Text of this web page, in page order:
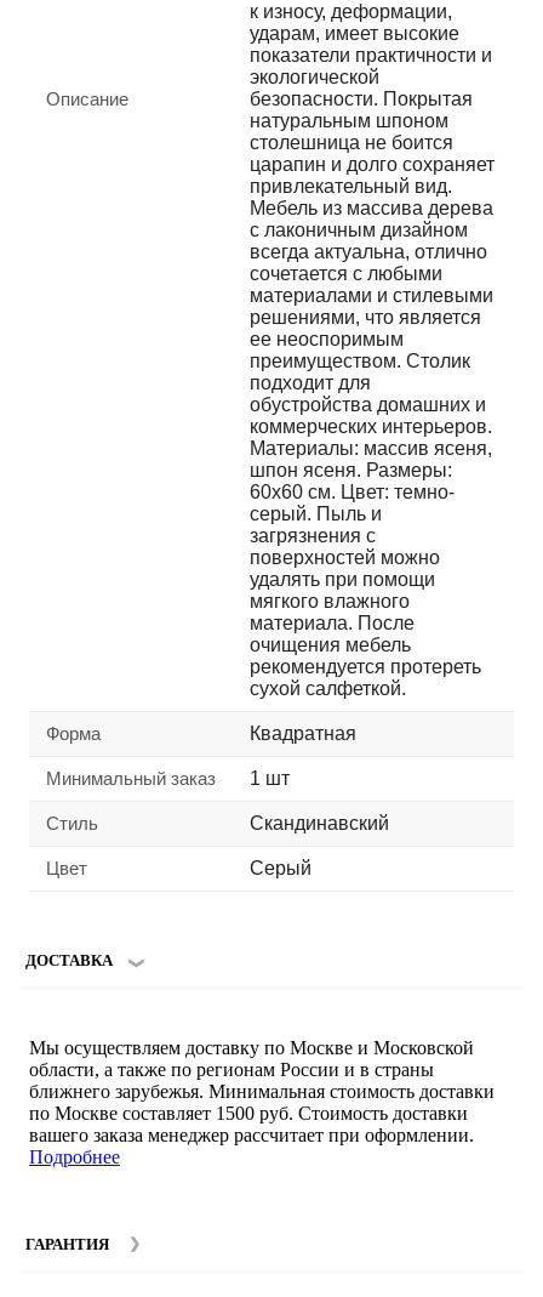
Описание
к износу, деформации,
ударам, имеет высокие
показатели практичности и
экологической
безопасности. Покрытая
натуральным шпоном
столешница не боится
царапин и долго сохраняет
привлекательный вид.
Мебель из массива дерева
с лаконичным дизайном
всегда актуальна, отлично
сочетается с любыми
материалами и стилевыми
решениями, что является
ее неоспоримым
преимуществом. Столик
подходит для
обустройства домашних и
коммерческих интерьеров.
Материалы: массив ясеня,
шпон ясеня. Размеры:
60х60 см. Цвет: темно-
серый. Пыль и
загрязнения с
поверхностей можно
удалять при помощи
мягкого влажного
материала. После
очищения мебель
рекомендуется протереть
сухой салфеткой.
Форма Квадратная
Минимальный заказ 1 шт
Стиль Скандинавский
Цвет Серый
ДОСТАВКА
Мы осуществляем доставку по Москве и Московской
области, а также по регионам России и в страны
ближнего зарубежья. Минимальная стоимость доставки
по Москве составляет 1500 руб. Стоимость доставки
вашего заказа менеджер рассчитает при оформлении.
Подробнее
ГАРАНТИЯ